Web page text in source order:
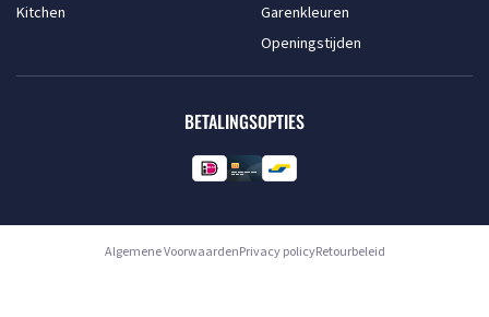
Kitchen
Garenkleuren
Openingstijden
BETALINGSOPTIES
Algemene VoorwaardenPrivacy policyRetourbeleid